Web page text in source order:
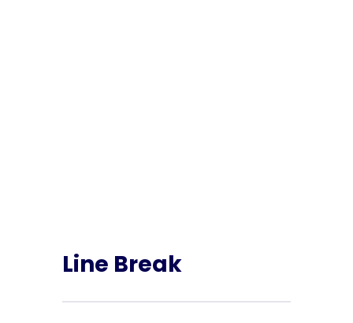
Line Break